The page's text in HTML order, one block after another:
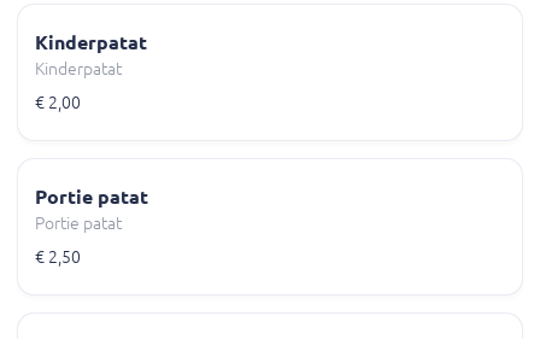
Kinderpatat
Kinderpatat
€ 2,00
Portie patat
Portie patat
€ 2,50